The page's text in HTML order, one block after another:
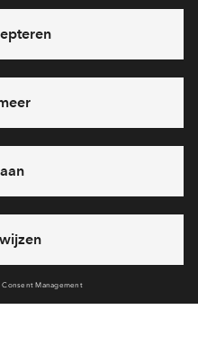
antwoord? Bel ons op088
37
(behalve tijdens
- 18:00 uur